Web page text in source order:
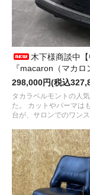
木下様商談中
『macaron（マカ
298,000円(税込
タカラベルモントの人
た。 カットやパーマは
台が、サロンでのワン